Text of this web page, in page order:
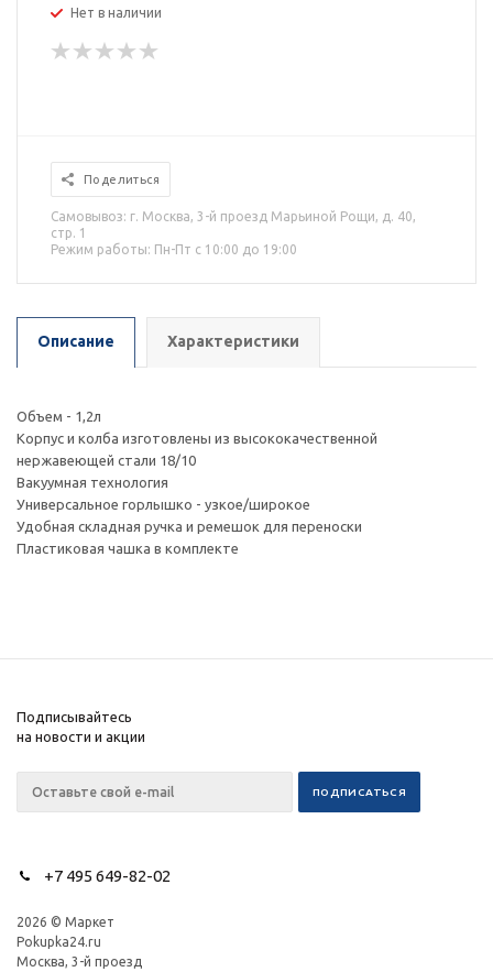
Нет в наличии
Поделиться
Самовывоз: г. Москва, 3-й проезд Марьиной Рощи, д. 40,
стр. 1
Режим работы: Пн-Пт с 10:00 до 19:00
Описание Характеристики
Объем - 1,2л
Корпус и колба изготовлены из высококачественной
нержавеющей стали 18/10
Вакуумная технология
Универсальное горлышко - узкое/широкое
Удобная складная ручка и ремешок для переноски
Пластиковая чашка в комплекте
Подписывайтесь
на новости и акции
+7 495 649-82-02
2026 © Маркет
Pokupka24.ru
Москва, 3-й проезд